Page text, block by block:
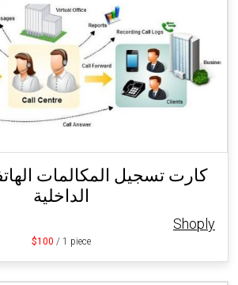
كارت تسجيل المكالمات
الداخلية
Shoply
$100 / 1 piece